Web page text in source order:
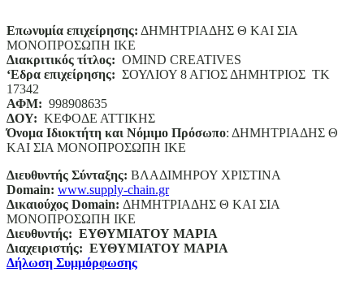
Επωνυμία επιχείρησης: ΔΗΜΗΤΡΙΑΔΗΣ Θ ΚΑΙ ΣΙΑ
ΜΟΝΟΠΡΟΣΩΠΗ ΙΚΕ
Διακριτικός τίτλος: ΟΜΙΝD CREATIVES
‘Eδρα επιχείρησης: ΣΟΥΛΙΟΥ 8 ΑΓΙΟΣ ΔΗΜΗΤΡΙΟΣ ΤΚ
17342
ΑΦΜ: 998908635
ΔΟΥ: ΚΕΦΟΔΕ ΑΤΤΙΚΗΣ
Όνομα Ιδιοκτήτη και Νόμιμο Πρόσωπο: ΔΗΜΗΤΡΙΑΔΗΣ Θ
ΚΑΙ ΣΙΑ ΜΟΝΟΠΡΟΣΩΠΗ ΙΚΕ
Διευθυντής Σύνταξης: ΒΛΑΔΙΜΗΡΟΥ ΧΡΙΣΤΙΝΑ
Domain: www.supply-chain.gr
Δικαιούχος Domain: ΔΗΜΗΤΡΙΑΔΗΣ Θ ΚΑΙ ΣΙΑ
ΜΟΝΟΠΡΟΣΩΠΗ ΙΚΕ
Διευθυντής: ΕΥΘΥΜΙΑΤΟΥ ΜΑΡΙΑ
Διαχειριστής: ΕΥΘΥΜΙΑΤΟΥ ΜΑΡΙΑ
Δήλωση Συμμόρφωσης